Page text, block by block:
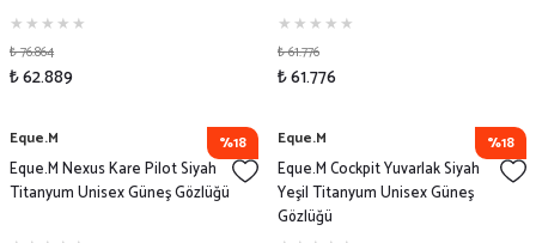
₺ 76.864
₺ 62.889
₺ 61.776
₺ 61.776
%18
Eque.M
Eque.M Nexus Kare Pilot Siyah
Titanyum Unisex Güneş Gözlüğü
%18
Eque.M
Eque.M Cockpit Yuvarlak Siyah
Yeşil Titanyum Unisex Güneş
Gözlüğü